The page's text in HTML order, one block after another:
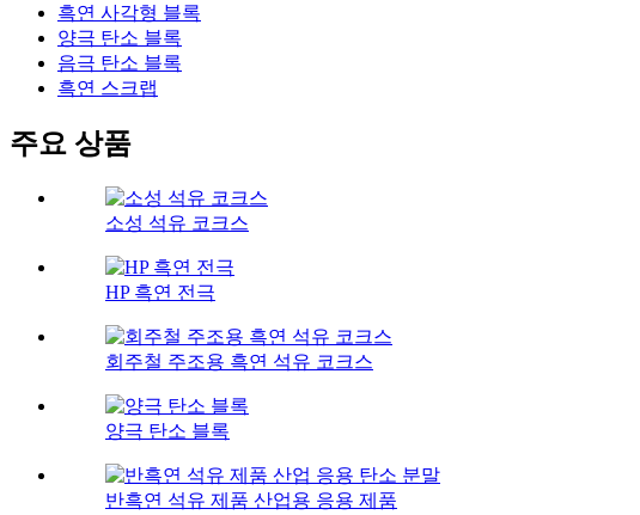
흑연 사각형 블록
양극 탄소 블록
음극 탄소 블록
흑연 스크랩
주요 상품
소성 석유 코크스
HP 흑연 전극
회주철 주조용 흑연 석유 코크스
양극 탄소 블록
반흑연 석유 제품 산업용 응용 제품